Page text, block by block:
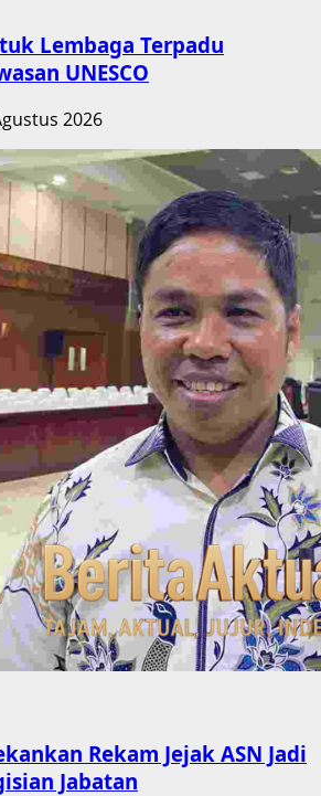
Lembaga Terpadu
UNESCO
2026
Rekam Jejak ASN Jadi
Jabatan